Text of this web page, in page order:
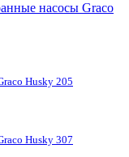
насосы Graco
Husky 205
Husky 307